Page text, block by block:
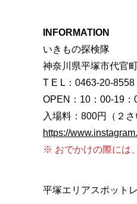
INFORMATION
いきもの探検隊
神奈川県平塚市代官
T E L：0463-20-
OPEN：10：00-19：
入場料：800円（２さ
https://
※ おでかけの際には
平塚エリアスポット